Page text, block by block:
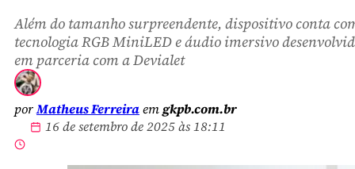
Além do tamanho surpreendente, dispositivo conta
tecnologia RGB MiniLED e áudio imersivo
em parceria com a Devialet
porMatheus Ferreiraemgkpb.com.br
16 de setembro de 2025 às 18:11